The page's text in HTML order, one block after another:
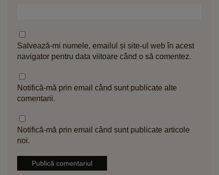
Salvează-mi numele, emailul și site-ul web în acest
navigator pentru data viitoare când o să comentez.
Notifică-mă prin email când sunt publicate alte
comentarii.
Notifică-mă prin email când sunt publicate articole
noi.